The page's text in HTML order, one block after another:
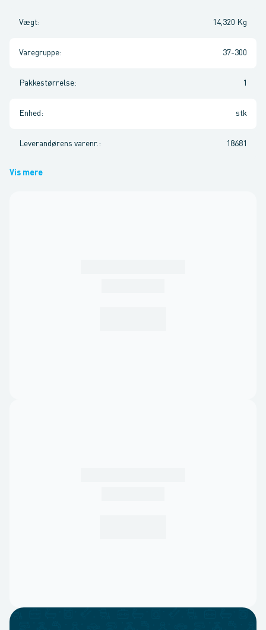
Vægt: 14,320 Kg
Varegruppe: 37-300
Pakkestørrelse: 1
Enhed : stk
Leverandørens varenr. : 18681
Vis mere